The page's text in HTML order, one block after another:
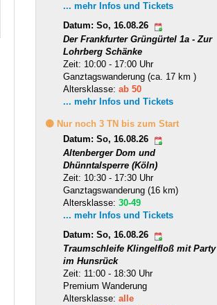
... mehr Infos und Tickets
Datum: So, 16.08.26
Der Frankfurter Grüngürtel 1a - Zur
Lohrberg Schänke
Zeit: 10:00 - 17:00 Uhr
Ganztagswanderung (ca. 17 km )
Altersklasse:ab 50
... mehr Infos und Tickets
🟡 Nur noch 3 TN bis zum Start
Datum: So, 16.08.26
Altenberger Dom und
Dhünntalsperre (Köln)
Zeit: 10:30 - 17:30 Uhr
Ganztagswanderung (16 km)
Altersklasse:30-49
... mehr Infos und Tickets
Datum: So, 16.08.26
Traumschleife Klingelfloß mit Party
im Hunsrück
Zeit: 11:00 - 18:30 Uhr
Premium Wanderung
Altersklasse:alle